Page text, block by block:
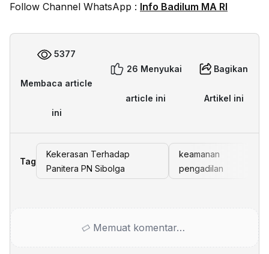
Follow Channel WhatsApp : Info Badilum MA RI
5377
Membaca article
ini
26 Menyukai
article ini
Bagikan
Artikel ini
Tag
Kekerasan Terhadap
Panitera PN Sibolga
keamanan
pengadilan
Memuat komentar…